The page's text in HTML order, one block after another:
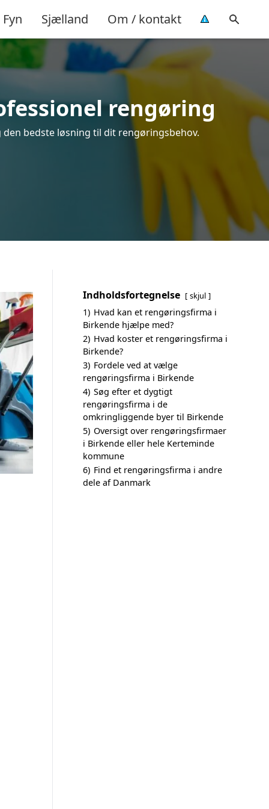
Fyn Sjælland Om / kontakt
rengøring
bedste løsning til dit rengøringsbehov.
Indholdsfortegnelse skjul
1) Hvad kan et rengøringsfirma i
Birkende hjælpe med?
2) Hvad koster et rengøringsfirma i
Birkende?
3) Fordele ved at vælge
rengøringsfirma i Birkende
4) Søg efter et dygtigt
rengøringsfirma i de
omkringliggende byer til Birkende
5) Oversigt over rengøringsfirmaer
i Birkende eller hele Kerteminde
kommune
6) Find et rengøringsfirma i andre
dele af Danmark